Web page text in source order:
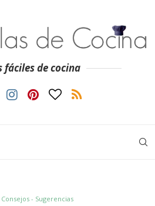
fáciles de cocina
- Sugerencias